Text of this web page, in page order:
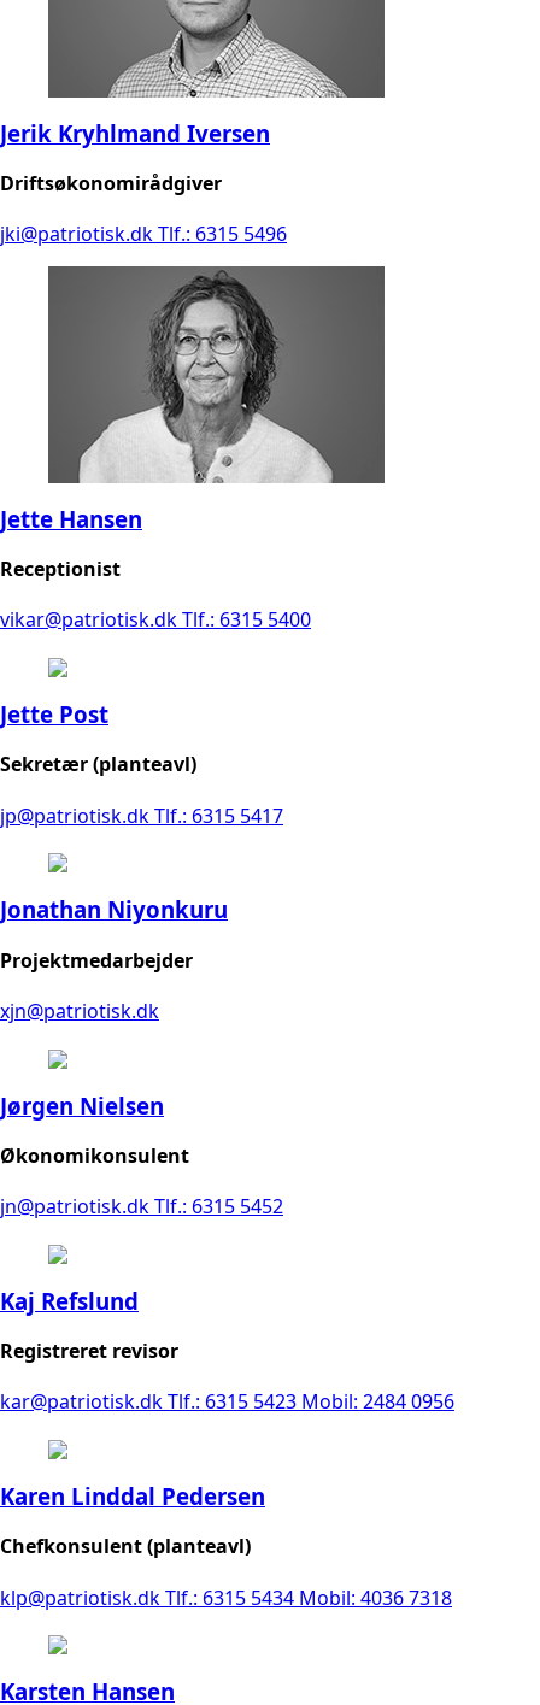
Jerik Kryhlmand Iversen
Driftsøkonomirådgiver
jki@patriotisk.dkTlf.: 6315 5496
Jette Hansen
Receptionist
vikar@patriotisk.dkTlf.: 6315 5400
Jette Post
Sekretær (planteavl)
jp@patriotisk.dkTlf.: 6315 5417
Jonathan Niyonkuru
Projektmedarbejder
xjn@patriotisk.dk
Jørgen Nielsen
Økonomikonsulent
jn@patriotisk.dkTlf.: 6315 5452
Kaj Refslund
Registreret revisor
kar@patriotisk.dkTlf.: 6315 5423 Mobil: 2484 0956
Karen Linddal Pedersen
Chefkonsulent (planteavl)
klp@patriotisk.dkTlf.: 6315 5434 Mobil: 4036 7318
Karsten Hansen